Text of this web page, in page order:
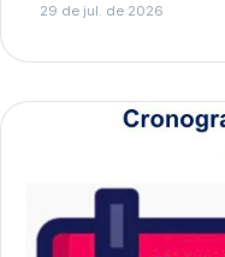
29 de jul. de 2026